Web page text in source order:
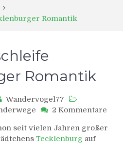
Romantik
Romantik
Wandervogel77
2 Kommentare
seit vielen Jahren großer
Tecklenburg auf